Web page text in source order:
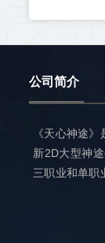
公司简介
《天心神途
新2D大型神
三职业和单职